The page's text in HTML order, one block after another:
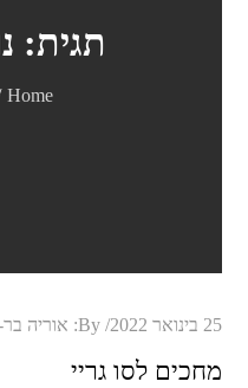
תגית:
Home
Posted
25 בינואר 2022 By: אוריה
מחכים לסו גריי